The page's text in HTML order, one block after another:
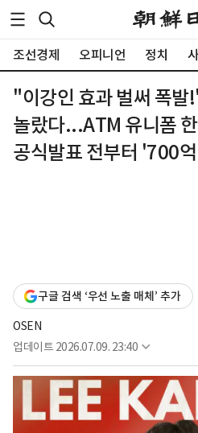
조선경제 오피니언 정치
"이강인 효과 벌써 폭발
놀랐다...ATM 유니폼
공식발표 전부터 '700
구글 검색 ‘우선 노출 매체’ 추가
OSEN
업데이트 2026.07.09. 23:40